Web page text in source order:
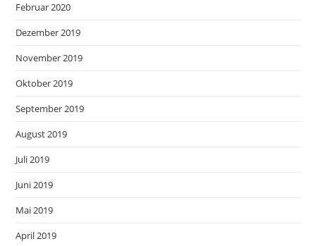
Februar 2020
Dezember 2019
November 2019
Oktober 2019
September 2019
August 2019
Juli 2019
Juni 2019
Mai 2019
April 2019